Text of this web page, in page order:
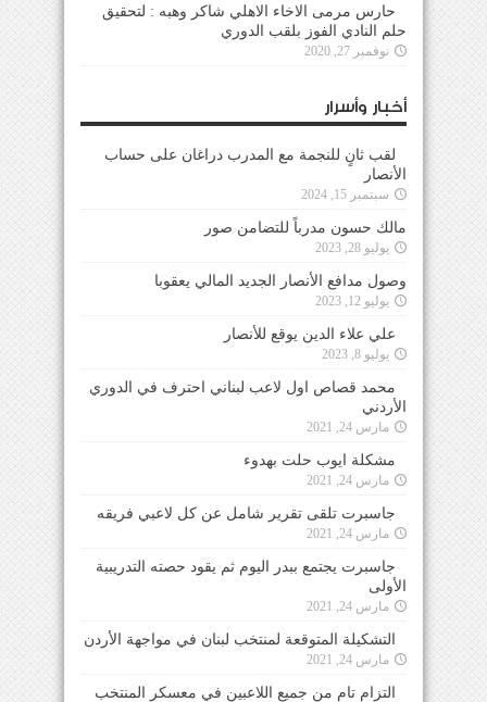
حارس مرمى الاخاء الاهلي شاكر وهبه : لتحقيق
حلم النادي الفوز بلقب الدوري
نوفمبر 27, 2020
أخبار وأسرار
لقب ثانٍ للنجمة مع المدرب دراغان على حساب
الأنصار
سبتمبر 15, 2024
مالك حسون مدرباً للتضامن صور
يوليو 28, 2023
وصول مدافع الأنصار الجديد المالي يعقوبا
يوليو 12, 2023
علي علاء الدين يوقع للأنصار
يوليو 8, 2023
محمد قصاص اول لاعب لبناني احترف في الدوري
الأردني
مارس 24, 2021
مشكلة ايوب حلت بهدوء
مارس 24, 2021
جاسبرت تلقى تقرير شامل عن كل لاعبي فريقه
مارس 24, 2021
جاسبرت يجتمع ببدر اليوم ثم يقود حصته التدريبية
الأولى
مارس 24, 2021
التشكيلة المتوقعة لمنتخب لبنان في مواجهة الأردن
مارس 24, 2021
التزام تام من جميع اللاعبين في معسكر المنتخب